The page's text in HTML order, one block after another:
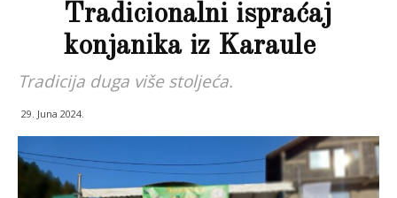
Tradicionalni ispraćaj
konjanika iz Karaule
Tradicija duga više stoljeća.
29. Juna 2024.